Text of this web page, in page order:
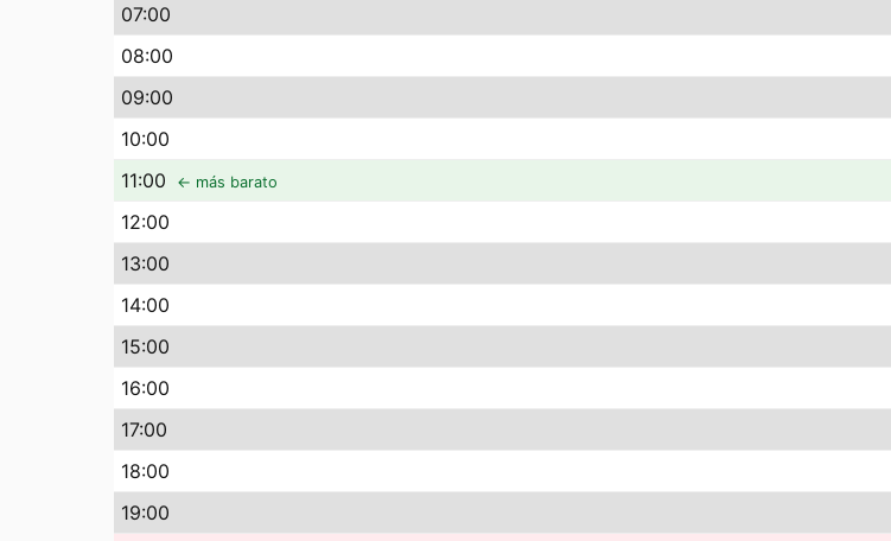
07:00
08:00
09:00
10:00
11:00 ← más barato
12:00
13:00
14:00
15:00
16:00
17:00
18:00
19:00